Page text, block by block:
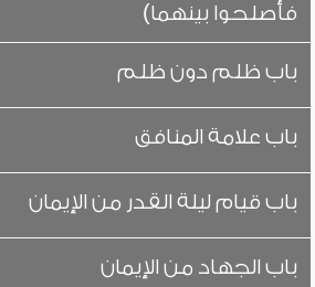
فأصلحوا بينهما)
باب ظلم دون ظلم
باب علامة المنافق
باب قيام ليلة القدر من الإيمان
باب الجهاد من الإيمان